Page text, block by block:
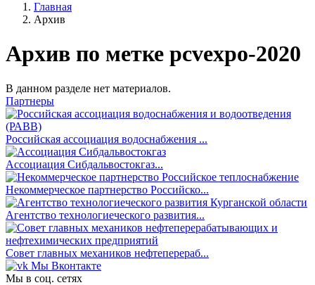
Главная
Архив
Архив по метке pcvexpo-2020
В данном разделе нет материалов.
Партнеры
Российская ассоциация водоснабжения ...
Ассоциация Сибдальвостокгаз...
Некоммерческое партнерство Российско...
Агентство технологиеческого развития...
Совет главных механиков нефтеперераб...
Мы Вконтакте
Мы в соц. сетях